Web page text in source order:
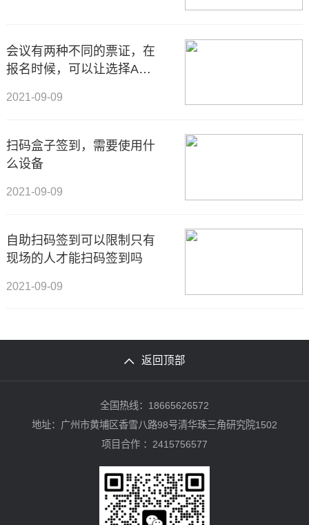
会议有两种不同的票证，在
报名时候，可以让选择A选
B选项的人获得B门票吗？
2021-09-09
扫码盒子签到，需要使用什
么设备
2021-09-09
自助扫码签到可以限制只有
现场的人才能扫码签到吗
2021-09-09
返回顶部
全国热线：18665626572
地址：广州市黄埔区香雪八路98号清华珠三角研究院1502
项目合作 ：2415756577